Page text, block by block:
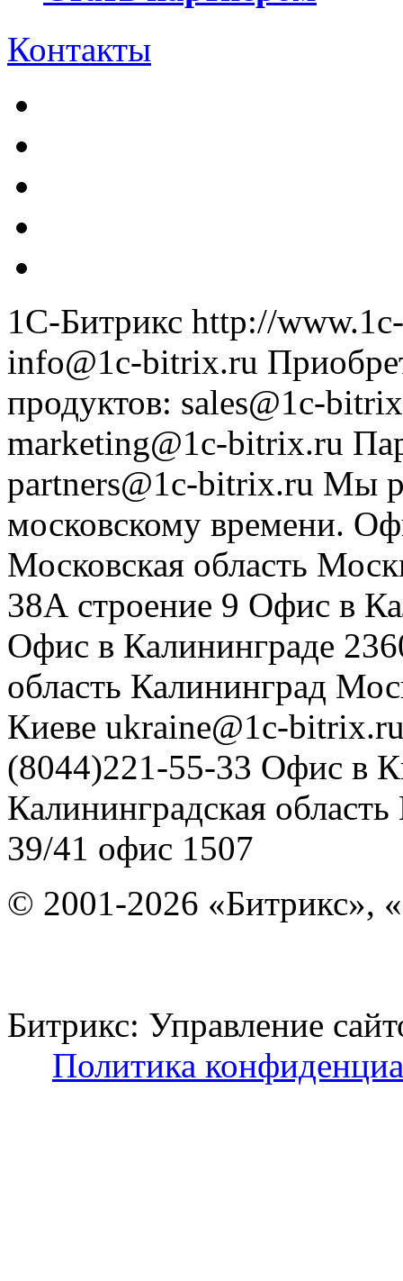
Контакты
1С-Битрикс http://
info@1c-bitrix.ru
продуктов: sales@1c-
marketing@1c-bitrix.ru
partners@1c-bitrix.ru Мы
московскому времени.
Московская область
38А строение 9 Офис в
Офис в Калининграде
область Калининград
Киеве ukraine@1c-
(8044)221-55-33 Офис в
Калининградская область
39/41 офис 1507
© 2001-2026 «Битрикс»,
Битрикс: Управление
Политика